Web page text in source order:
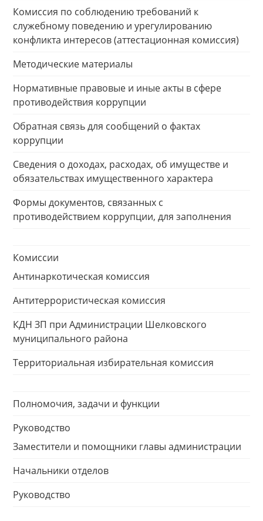
Комиссия по соблюдению требований к
служебному поведению и урегулированию
конфликта интересов (аттестационная комиссия)
Методические материалы
Нормативные правовые и иные акты в сфере
противодействия коррупции
Обратная связь для сообщений о фактах
коррупции
Сведения о доходах, расходах, об имуществе и
обязательствах имущественного характера
Формы документов, связанных с
противодействием коррупции, для заполнения
Комиссии
Антинаркотическая комиссия
Антитеррористическая комиссия
КДН ЗП при Администрации Шелковского
муниципального района
Территориальная избирательная комиссия
Полномочия, задачи и функции
Руководство
Заместители и помощники главы администрации
Начальники отделов
Руководство